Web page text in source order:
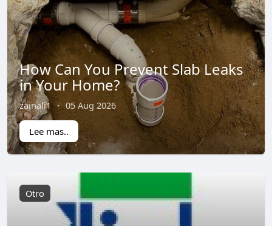
How Can You Prevent Slab Leaks
in Your Home?
zainali1 · 05 Aug 2026
Lee mas..
Otro